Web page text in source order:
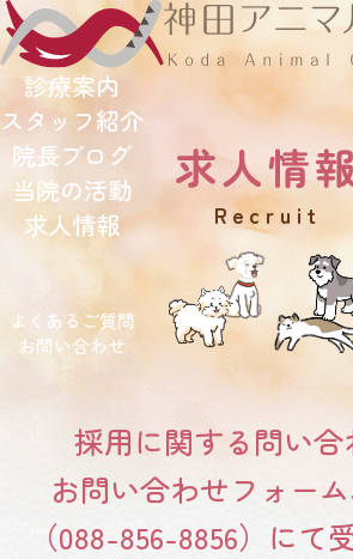
診療案内
スタッフ紹介
院長ブログ
当院の活動
求人情報
よくあるご質問
お問い合わせ
求人情
recruit
採用に関する問い合
お問い合わせフォー
（088-856-8856）にて